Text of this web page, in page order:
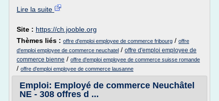
Lire la suite
Site : https://ch.jooble.org
Thèmes liés : offre d'emploi employee de commerce fribourg / offre
d'emploi employee de commerce neuchatel / offre d'emploi employee de
commerce bienne / offre d'emploi employee de commerce suisse romande
/ offre d'emploi employee de commerce lausanne
Emploi: Employé de commerce Neuchâtel
NE - 308 offres d ...